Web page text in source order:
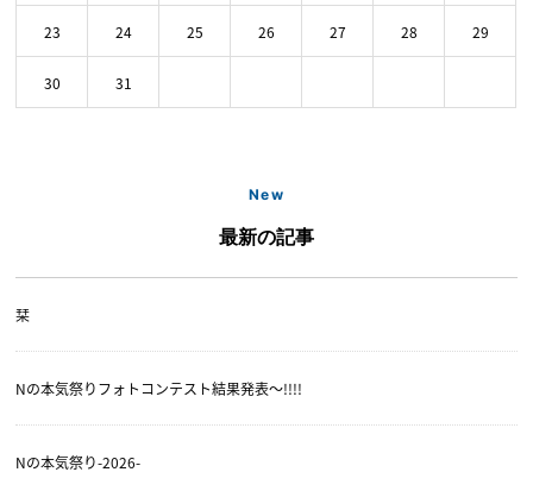
23 24 25 26 27 28 29
30 31
New
最新の記事
栞
Nの本気祭りフォトコンテスト結果発表〜!!!!
Nの本気祭り-2026-